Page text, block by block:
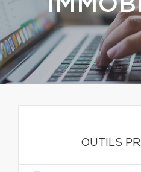
OUTILS